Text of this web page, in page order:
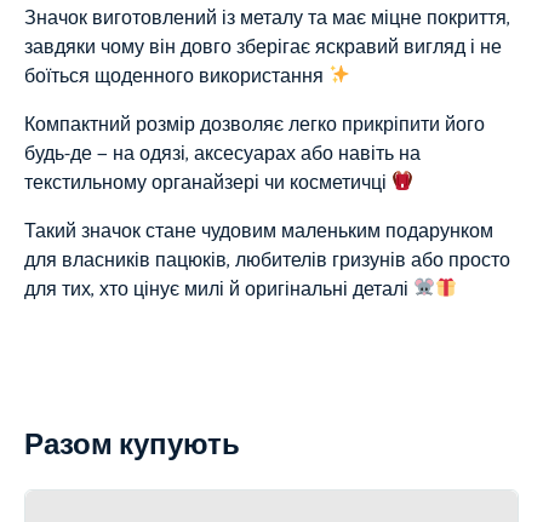
Значок виготовлений із металу та має міцне покриття,
завдяки чому він довго зберігає яскравий вигляд і не
боїться щоденного використання
Компактний розмір дозволяє легко прикріпити його
будь-де — на одязі, аксесуарах або навіть на
текстильному органайзері чи косметичці
Такий значок стане чудовим маленьким подарунком
для власників пацюків, любителів гризунів або просто
для тих, хто цінує милі й оригінальні деталі
Разом купують